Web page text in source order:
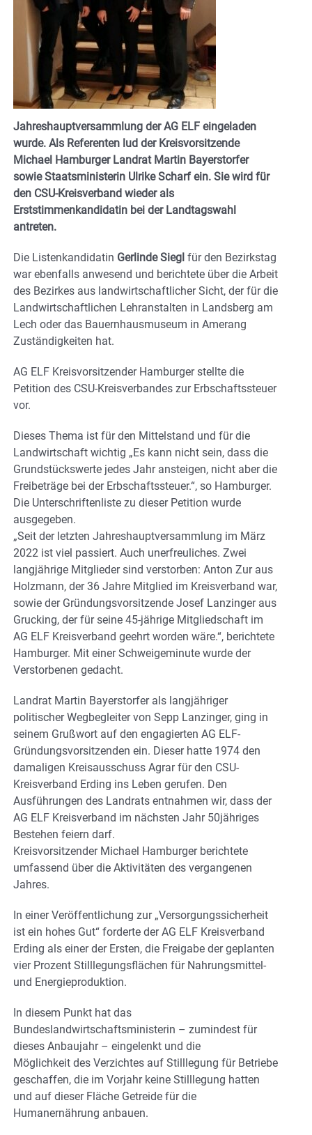
Jahreshauptversammlung der AG ELF eingeladen
wurde. Als Referenten lud der Kreisvorsitzende
Michael Hamburger Landrat Martin Bayerstorfer
sowie Staatsministerin Ulrike Scharf ein. Sie wird für
den CSU-Kreisverband wieder als
Erststimmenkandidatin bei der Landtagswahl
antreten.
Die Listenkandidatin Gerlinde Siegl für den Bezirkstag
war ebenfalls anwesend und berichtete über die Arbeit
des Bezirkes aus landwirtschaftlicher Sicht, der für die
Landwirtschaftlichen Lehranstalten in Landsberg am
Lech oder das Bauernhausmuseum in Amerang
Zuständigkeiten hat.
AG ELF Kreisvorsitzender Hamburger stellte die
Petition des CSU-Kreisverbandes zur Erbschaftssteuer
vor.
Dieses Thema ist für den Mittelstand und für die
Landwirtschaft wichtig „Es kann nicht sein, dass die
Grundstückswerte jedes Jahr ansteigen, nicht aber die
Freibeträge bei der Erbschaftssteuer.“, so Hamburger.
Die Unterschriftenliste zu dieser Petition wurde
ausgegeben.
„Seit der letzten Jahreshauptversammlung im März
2022 ist viel passiert. Auch unerfreuliches. Zwei
langjährige Mitglieder sind verstorben: Anton Zur aus
Holzmann, der 36 Jahre Mitglied im Kreisverband war,
sowie der Gründungsvorsitzende Josef Lanzinger aus
Grucking, der für seine 45-jährige Mitgliedschaft im
AG ELF Kreisverband geehrt worden wäre.“, berichtete
Hamburger. Mit einer Schweigeminute wurde der
Verstorbenen gedacht.
Landrat Martin Bayerstorfer als langjähriger
politischer Wegbegleiter von Sepp Lanzinger, ging in
seinem Grußwort auf den engagierten AG ELF-
Gründungsvorsitzenden ein. Dieser hatte 1974 den
damaligen Kreisausschuss Agrar für den CSU-
Kreisverband Erding ins Leben gerufen. Den
Ausführungen des Landrats entnahmen wir, dass der
AG ELF Kreisverband im nächsten Jahr 50jähriges
Bestehen feiern darf.
Kreisvorsitzender Michael Hamburger berichtete
umfassend über die Aktivitäten des vergangenen
Jahres.
In einer Veröffentlichung zur „Versorgungssicherheit
ist ein hohes Gut“ forderte der AG ELF Kreisverband
Erding als einer der Ersten, die Freigabe der geplanten
vier Prozent Stilllegungsflächen für Nahrungsmittel-
und Energieproduktion.
In diesem Punkt hat das
Bundeslandwirtschaftsministerin – zumindest für
dieses Anbaujahr – eingelenkt und die
Möglichkeit des Verzichtes auf Stilllegung für Betriebe
geschaffen, die im Vorjahr keine Stilllegung hatten
und auf dieser Fläche Getreide für die
Humanernährung anbauen.